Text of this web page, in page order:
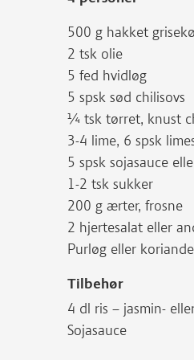
500 g hakket
2 tsk olie
5 fed hvidløg
5 spsk sød chilisovs
¼ tsk tørret, knust
3-4 lime, 6 spsk
5 spsk sojasauce
1-2 tsk sukker
200 g ærter, frosne
2 hjertesalat eller
Purløg eller
Tilbehør
4 dl ris – jasmin-
Sojasauce